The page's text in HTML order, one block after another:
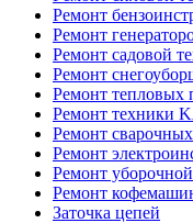
Ремонт
Ремонт
Ремонт садовой
Ремонт
Ремонт тепловых
Ремонт техники
Ремонт
Ремонт
Ремонт
Ремонт
Заточка цепей